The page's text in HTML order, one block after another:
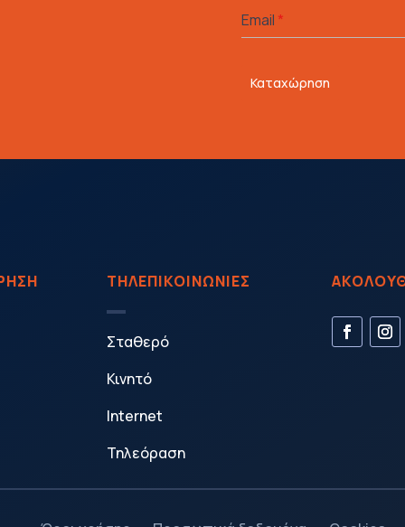
Email *
Καταχώρηση
ΤΗΛΕΠΙΚΟΙΝΩΝΙΕΣ
Σταθερό
Κινητό
Internet
Τηλεόραση